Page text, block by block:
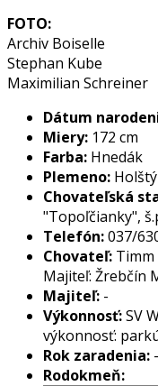
FOTO:
Archiv Boiselle
Stephan Kube
Maximilian Schreiner
Dátum
Miery: 172 cm
Farba: Hnedák
Plemeno:
Chovateľská
"Topoľčianky",
Telefón:037/
Chovateľ:
Majiteľ: Žrebčín
Majiteľ: -
Výkonnosť:SV
výkonnosť:
Rok zaradenia: -
Rodokmeň: